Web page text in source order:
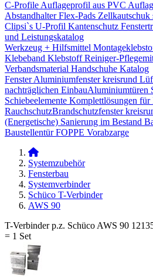
C-Profile Auflageprofil aus PVC
Abstandhalter Flex-Pads Zellkautschuk
Clipsi`s U-Profil Kantenschutz
und Leistungskatalog
Werkzeug + Hilfsmittel
Klebeband Klebstoff Reiniger-
Verbandsmaterial Handschuhe Katalog
Fenster Aluminiumfenster kreisrund
nachträglichen Einbau​Aluminiumtüren
Schiebeelemente Komplettlösungen für
Rauchschutz​Brandschutzfenster
(Energetische) Sanierung im Bestand
Baustellentür FOPPE Vorabzarge
Systemzubehör
Fensterbau
Systemverbinder
Schüco T-Verbinder
AWS 90
T-Verbinder p.z. Schüco AWS 90
= 1 Set